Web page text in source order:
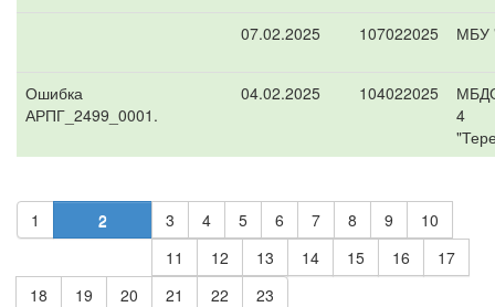
07.02.2025
107022025 МБУ
Ошибка
АРПГ_2499_0001.
04.02.2025 104022025
4
1 2 3 4 5 6 7 8 9
10
11
12 13 14 15 16
17
18
19 20 21 22 23